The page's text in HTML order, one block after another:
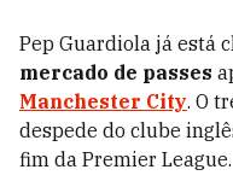
Pep Guardiola já está
mercado de passes
Manchester City. O
despede do clube
fim da Premier League.